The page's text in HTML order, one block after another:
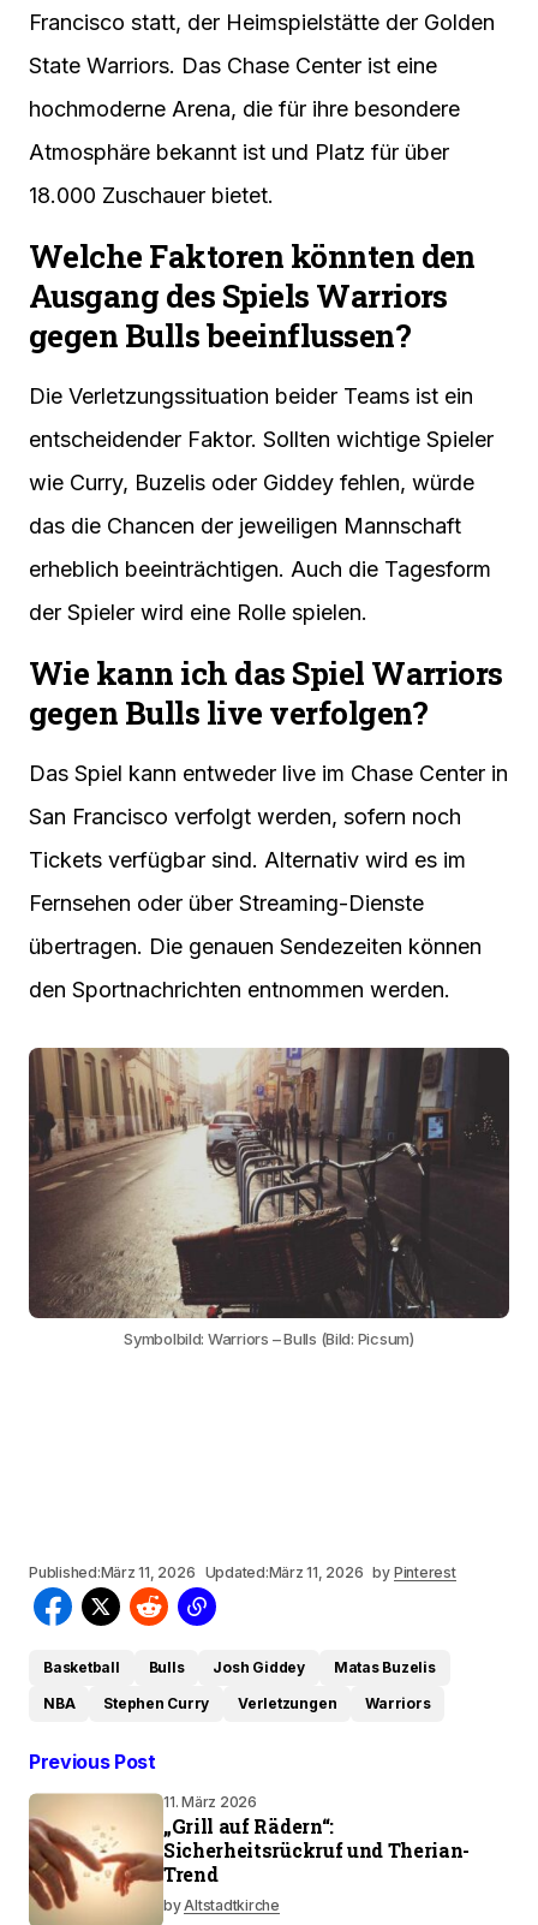
Francisco statt, der Heimspielstätte der Golden
State Warriors. Das Chase Center ist eine
hochmoderne Arena, die für ihre besondere
Atmosphäre bekannt ist und Platz für über
18.000 Zuschauer bietet.
Welche Faktoren könnten den
Ausgang des Spiels Warriors
gegen Bulls beeinflussen?
Die Verletzungssituation beider Teams ist ein
entscheidender Faktor. Sollten wichtige Spieler
wie Curry, Buzelis oder Giddey fehlen, würde
das die Chancen der jeweiligen Mannschaft
erheblich beeinträchtigen. Auch die Tagesform
der Spieler wird eine Rolle spielen.
Wie kann ich das Spiel Warriors
gegen Bulls live verfolgen?
Das Spiel kann entweder live im Chase Center in
San Francisco verfolgt werden, sofern noch
Tickets verfügbar sind. Alternativ wird es im
Fernsehen oder über Streaming-Dienste
übertragen. Die genauen Sendezeiten können
den Sportnachrichten entnommen werden.
Symbolbild: Warriors – Bulls (Bild: Picsum)
Published:März 11, 2026 Updated:März 11, 2026 by Pinterest
Basketball Bulls Josh Giddey
Matas Buzelis
NBA
Stephen Curry Verletzungen Warriors
Previous Post
11. März 2026
„Grill auf Rädern“:
Sicherheitsrückruf und Therian-
Trend
byAltstadtkirche